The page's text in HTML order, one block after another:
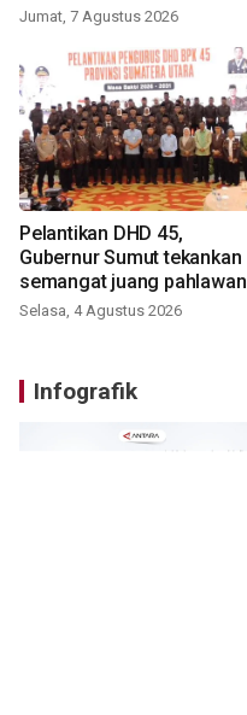
Jumat, 7 Agustus 2026
Pelantikan DHD 45,
Gubernur Sumut tekankan
semangat juang pahlawan
Selasa, 4 Agustus 2026
Infografik